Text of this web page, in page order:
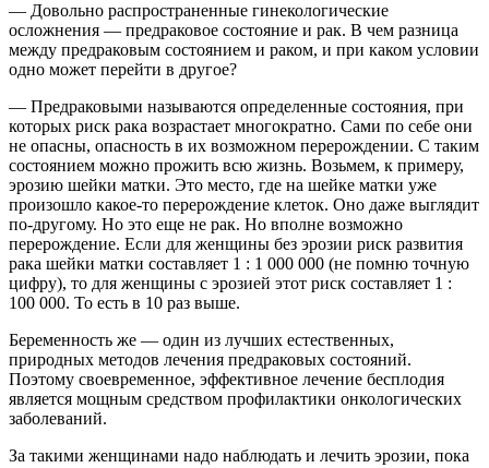
— Довольно распространенные гинекологические
осложнения — предраковое состояние и рак. В чем разница
между предраковым состоянием и раком, и при каком условии
одно может перейти в другое?
— Предраковыми называются определенные состояния, при
которых риск рака возрастает многократно. Сами по себе они
не опасны, опасность в их возможном перерождении. С таким
состоянием можно прожить всю жизнь. Возьмем, к примеру,
эрозию шейки матки. Это место, где на шейке матки уже
произошло какое-то перерождение клеток. Оно даже выглядит
по-другому. Но это еще не рак. Но вполне возможно
перерождение. Если для женщины без эрозии риск развития
рака шейки матки составляет 1 : 1 000 000 (не помню точную
цифру), то для женщины с эрозией этот риск составляет 1 :
100 000. То есть в 10 раз выше.
Беременность же — один из лучших естественных,
природных методов лечения предраковых состояний.
Поэтому своевременное, эффективное лечение бесплодия
является мощным средством профилактики онкологических
заболеваний.
За такими женщинами надо наблюдать и лечить эрозии, пока